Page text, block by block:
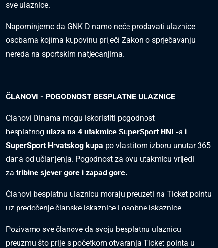
sve ulaznice.
Napominjemo da GNK Dinamo neće prodavati ulaznice
osobama kojima kupovinu priječi Zakon o sprječavanju
nereda na sportskim natjecanjima.
ČLANOVI - POGODNOST BESPLATNE ULAZNICE
Članovi Dinama mogu iskoristiti pogodnost
besplatnog ulaza na 4 utakmice SuperSport HNL-a i
SuperSport Hrvatskog kupa po vlastitom izboru unutar 365
dana od učlanjenja. Pogodnost za ovu utakmicu vrijedi
za tribine sjever gore i zapad gore.
Članovi besplatnu ulaznicu moraju preuzeti na Ticket pointu
uz predočenje članske iskaznice i osobne iskaznice.
Pozivamo sve članove da svoju besplatnu ulaznicu
preuzmu što prije s početkom otvaranja Ticket pointa u